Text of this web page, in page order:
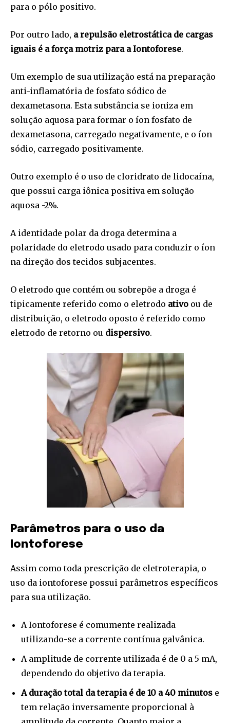
para o pólo positivo.
Por outro lado, a repulsão eletrostática de cargas
iguais é a força motriz para a Iontoforese.
Um exemplo de sua utilização está na preparação
anti-inflamatória de fosfato sódico de
dexametasona. Esta substância se ioniza em
solução aquosa para formar o íon fosfato de
dexametasona, carregado negativamente, e o íon
sódio, carregado positivamente.
Outro exemplo é o uso de cloridrato de lidocaína,
que possui carga iônica positiva em solução
aquosa -2%.
A identidade polar da droga determina a
polaridade do eletrodo usado para conduzir o íon
na direção dos tecidos subjacentes.
O eletrodo que contém ou sobrepõe a droga é
tipicamente referido como o eletrodo ativo ou de
distribuição, o eletrodo oposto é referido como
eletrodo de retorno ou dispersivo.
Parâmetros para o uso da
Iontoforese
Assim como toda prescrição de eletroterapia, o
uso da iontoforese possui parâmetros específicos
para sua utilização.
A Iontoforese é comumente realizada
utilizando-se a corrente contínua galvânica.
A amplitude de corrente utilizada é de 0 a 5 mA,
dependendo do objetivo da terapia.
A duração total da terapia é de 10 a 40 minutos e
tem relação inversamente proporcional à